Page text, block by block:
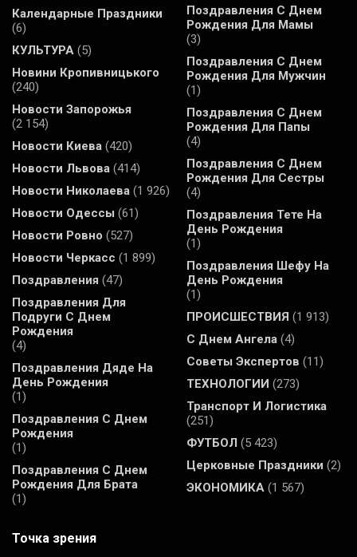
Календарные Праздники
(6)
КУЛЬТУРА (5)
Новини Кропивницького
(240)
Новости Запорожья
(2 154)
Новости Киева (420)
Новости Львова (414)
Новости Николаева (1 926)
Новости Одессы (61)
Новости Ровно (527)
Новости Черкасс (1 899)
Поздравления (47)
Поздравления Для
Подруги С Днем
Рождения
(4)
Поздравления Дяде На
День Рождения
(1)
Поздравления С Днем
Рождения
(1)
Поздравления С Днем
Рождения Для Брата
(1)
Поздравления С Днем
Рождения Для Мамы
(3)
Поздравления С Днем
Рождения Для Мужчин
(1)
Поздравления С Днем
Рождения Для Папы
(4)
Поздравления С Днем
Рождения Для Сестры
(4)
Поздравления Тете На
День Рождения
(1)
Поздравления Шефу На
День Рождения
(1)
ПРОИСШЕСТВИЯ (1 913)
С Днем Ангела (4)
Советы Экспертов (11)
ТЕХНОЛОГИИ (273)
Транспорт И Логистика
(251)
ФУТБОЛ (5 423)
Церковные Праздники (2)
ЭКОНОМИКА (1 567)
Точка зрения